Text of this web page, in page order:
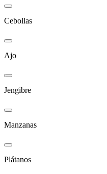
Cebollas
Ajo
Jengibre
Manzanas
Plátanos